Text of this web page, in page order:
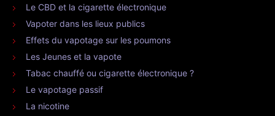
Le CBD et la cigarette électronique
Vapoter dans les lieux publics
Effets du vapotage sur les poumons
Les Jeunes et la vapote
Tabac chauffé ou cigarette électronique ?
Le vapotage passif
La nicotine